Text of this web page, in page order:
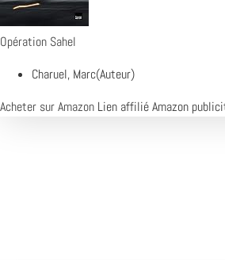
Opération Sahel
Charuel, Marc(Auteur)
Acheter sur Amazon Lien affilié Amazon